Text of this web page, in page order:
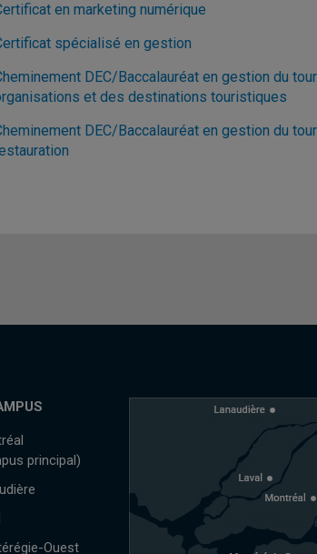
en marketing numérique
spécialisé en gestion
DEC/Baccalauréat en gestion du
et des destinations touristiques
DEC/Baccalauréat en gestion du
principal)
Ouest